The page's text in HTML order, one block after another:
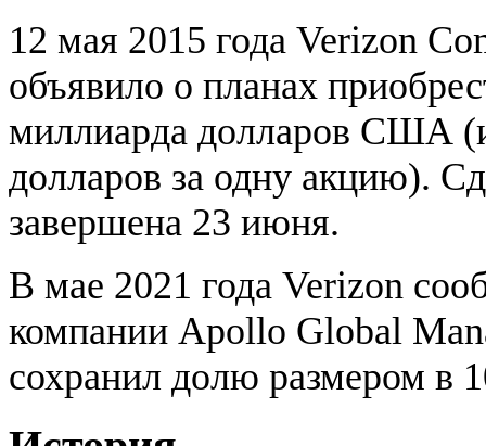
12 мая 2015 года Verizon
объявило о планах
миллиарда долларов США
долларов за одну акцию).
завершена 23 июня.
В мае 2021 года Verizon
компании Apollo Global
сохранил долю размером в